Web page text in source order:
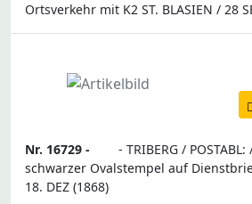
Ortsverkehr mit K2 ST. BLASIEN / 28
Nr. 16729 -
- TRIBERG / POSTABL:
schwarzer Ovalstempel auf
18. DEZ (1868)